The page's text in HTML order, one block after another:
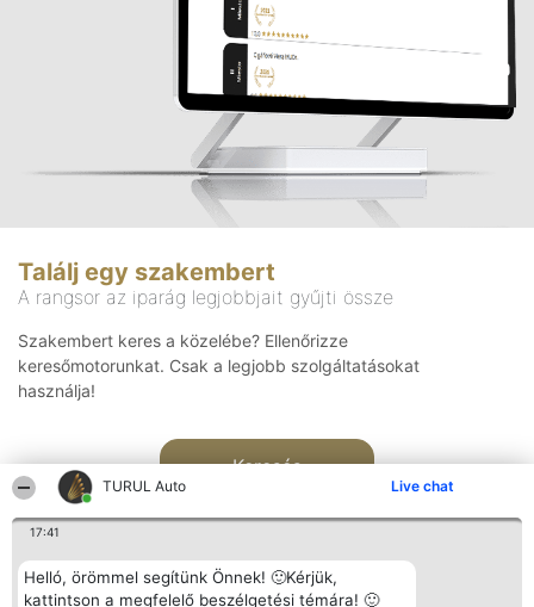
TURUL Auto Live chat
17:41
Helló, örömmel segítünk Önnek! 🙂Kérjük,
kattintson a megfelelő beszélgetési témára! 🙂
Találj egy szakembert
A rangsor az iparág legjobbjait gyűjti össze
Szakembert keres a közelébe? Ellenőrizze
keresőmotorunkat. Csak a legjobb szolgáltatásokat
használja!
Keresés